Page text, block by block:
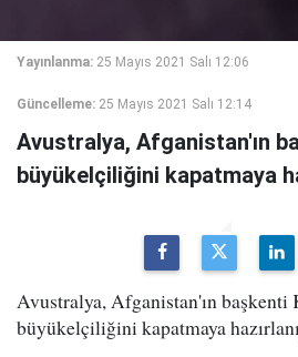
Yayınlanma: 25 Mayıs 2021 Salı 12:06
Güncelleme: 25 Mayıs 2021 Salı 12:14
Avustralya, Afganistan'ın
büyükelçiliğini kapatmaya
Avustralya, Afganistan'ın
büyükelçiliğini kapatmaya